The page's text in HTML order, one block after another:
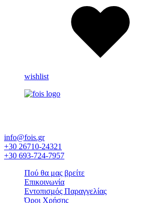
wishlist
info@fois.gr
+30 26710-24321
+30 693-724-7957
Πού θα μας βρείτε
Επικοινωνία
Εντοπισμός Παραγγελίας
Όροι Χρήσης